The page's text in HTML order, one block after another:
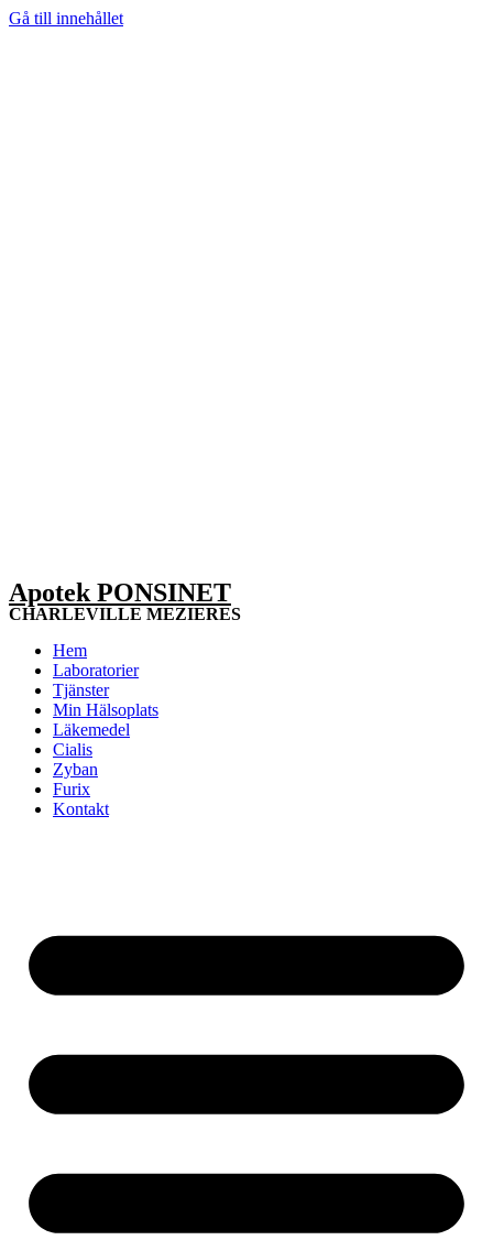
Gå till innehållet
Apotek PONSINET
CHARLEVILLE MEZIERES
Hem
Laboratorier
Tjänster
Min Hälsoplats
Läkemedel
Cialis
Zyban
Furix
Kontakt